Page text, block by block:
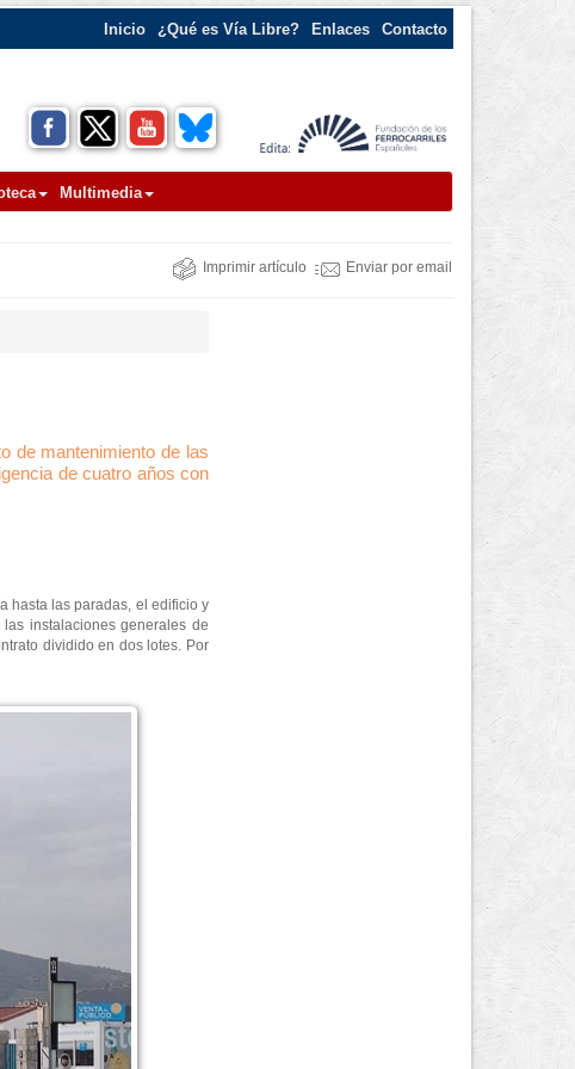
Inicio ¿Qué es Vía Libre? Enlaces Contacto
Multimedia
Imprimir artículo Enviar por email
de mantenimiento de las
de cuatro años con
hasta las paradas, el edificio y
instalaciones generales de
dividido en dos lotes. Por